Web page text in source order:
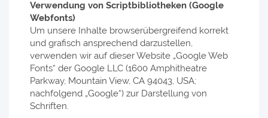
Verwendung von Scriptbibliotheken (Google
Webfonts)
Um unsere Inhalte browserübergreifend korrekt
und grafisch ansprechend darzustellen,
verwenden wir auf dieser Website „Google Web
Fonts“ der Google LLC (1600 Amphitheatre
Parkway, Mountain View, CA 94043, USA;
nachfolgend „Google“) zur Darstellung von
Schriften.